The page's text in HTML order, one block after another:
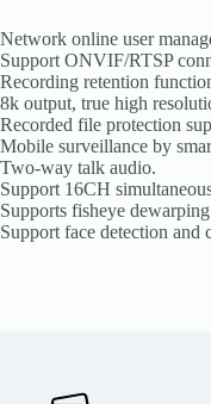
Network online user
Support ONVIF/RTSP
Recording retention
8k output, true high
Recorded file protection
Mobile surveillance by
Two-way talk audio.
Support 16CH
Supports fisheye
Support face detection and